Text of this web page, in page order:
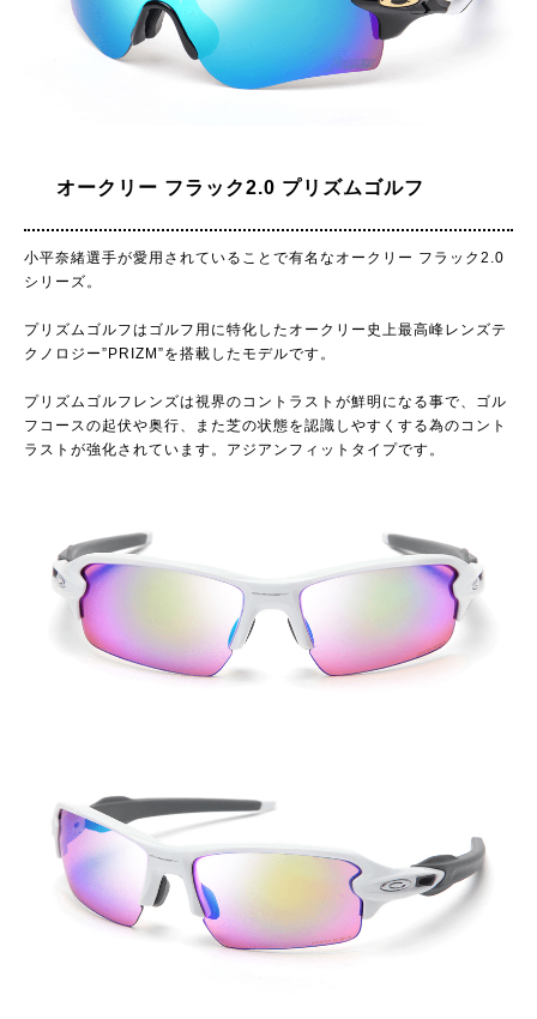
オークリー フラック2.0 プリズムゴルフ
小平奈緒選手が愛用されていることで有名なオークリー フラック2.0
シリーズ。
プリズムゴルフはゴルフ用に特化したオークリー史上最高峰レンズテ
クノロジー”PRIZM”を搭載したモデルです。
プリズムゴルフレンズは視界のコントラストが鮮明になる事で、ゴル
フコースの起伏や奥行、また芝の状態を認識しやすくする為のコント
ラストが強化されています。アジアンフィットタイプです。